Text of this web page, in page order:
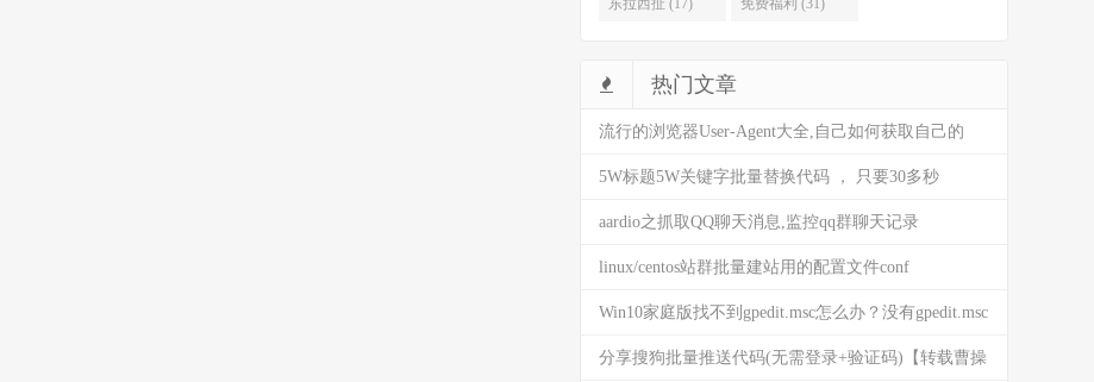
东拉西扯 (17) 免费福利 (31)
热门文章
流行的浏览器User-Agent大全,自己如何获取自己的
user-agent
5W标题5W关键字批量替换代码 ， 只要30多秒
(AARDIO代码)
aardio之抓取QQ聊天消息,监控qq群聊天记录
linux/centos站群批量建站用的配置文件conf
Win10家庭版找不到gpedit.msc怎么办？没有gpedit.msc
是什么情况？来这看看解决方法
分享搜狗批量推送代码(无需登录+验证码)【转载曹操